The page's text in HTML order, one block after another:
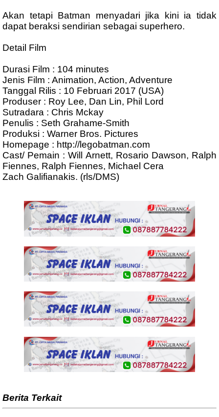
Akan tetapi Batman menyadari jika kini ia tidak
dapat beraksi sendirian sebagai superhero.
Detail Film
Durasi Film : 104 minutes
Jenis Film : Animation, Action, Adventure
Tanggal Rilis : 10 Februari 2017 (USA)
Produser : Roy Lee, Dan Lin, Phil Lord
Sutradara : Chris Mckay
Penulis : Seth Grahame-Smith
Produksi : Warner Bros. Pictures
Homepage : http://legobatman.com
Cast/ Pemain : Will Arnett, Rosario Dawson, Ralph
Fiennes, Ralph Fiennes, Michael Cera
Zach Galifianakis. (rls/DMS)
Berita Terkait